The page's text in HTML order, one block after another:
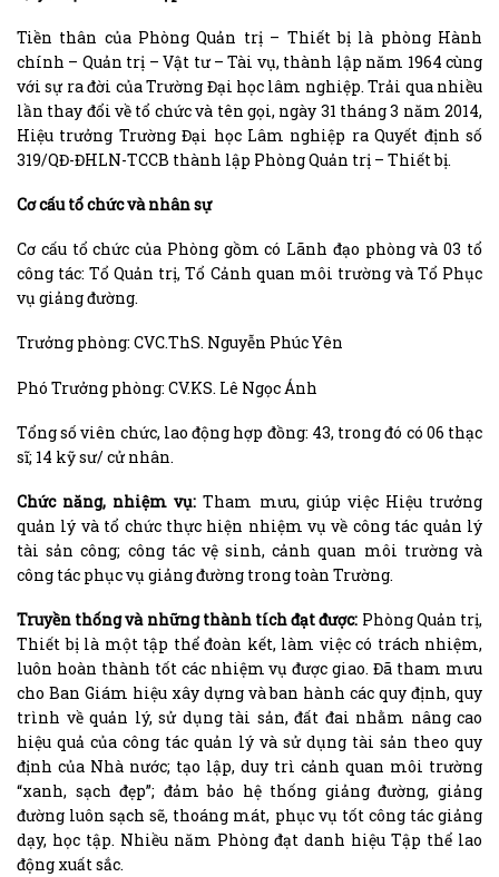
Tiền thân của Phòng Quản trị – Thiết bị là phòng Hành
chính – Quản trị – Vật tư – Tài vụ, thành lập năm 1964 cùng
với sự ra đời của Trường Đại học lâm nghiệp. Trải qua nhiều
lần thay đổi về tổ chức và tên gọi, ngày 31 tháng 3 năm 2014,
Hiệu trưởng Trường Đại học Lâm nghiệp ra Quyết định số
319/QĐ-ĐHLN-TCCB thành lập Phòng Quản trị – Thiết bị.
Cơ cấu tổ chức và nhân sự
Cơ cấu tổ chức của Phòng gồm có Lãnh đạo phòng và 03 tổ
công tác: Tổ Quản trị, Tổ Cảnh quan môi trường và Tổ Phục
vụ giảng đường.
Trưởng phòng: CVC.ThS. Nguyễn Phúc Yên
Phó Trưởng phòng: CV.KS. Lê Ngọc Ánh
Tổng số viên chức, lao động hợp đồng: 43, trong đó có 06 thạc
sĩ; 14 kỹ sư/ cử nhân.
Chức năng, nhiệm vụ: Tham mưu, giúp việc Hiệu trưởng
quản lý và tổ chức thực hiện nhiệm vụ về công tác quản lý
tài sản công; công tác vệ sinh, cảnh quan môi trường và
công tác phục vụ giảng đường trong toàn Trường.
Truyền thống và những thành tích đạt được: Phòng Quản trị,
Thiết bị là một tập thể đoàn kết, làm việc có trách nhiệm,
luôn hoàn thành tốt các nhiệm vụ được giao. Đã tham mưu
cho Ban Giám hiệu xây dựng và ban hành các quy định, quy
trình về quản lý, sử dụng tài sản, đất đai nhằm nâng cao
hiệu quả của công tác quản lý và sử dụng tài sản theo quy
định của Nhà nước; tạo lập, duy trì cảnh quan môi trường
“xanh, sạch đẹp”; đảm bảo hệ thống giảng đường, giảng
đường luôn sạch sẽ, thoáng mát, phục vụ tốt công tác giảng
dạy, học tập. Nhiều năm Phòng đạt danh hiệu Tập thể lao
động xuất sắc.